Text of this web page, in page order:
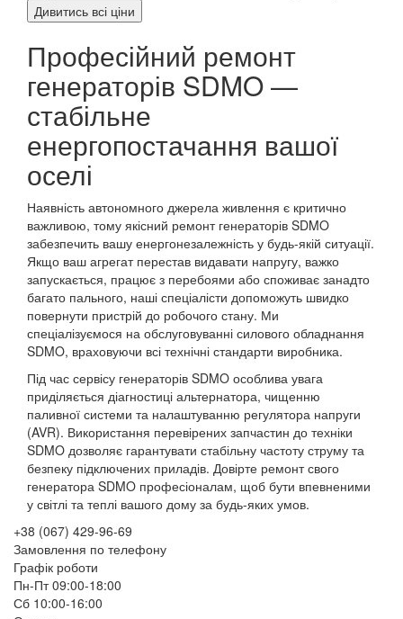
Дивитись всі ціни
Професійний ремонт
генераторів SDMO —
стабільне
енергопостачання вашої
оселі
Наявність автономного джерела живлення є критично
важливою, тому якісний ремонт генераторів SDMO
забезпечить вашу енергонезалежність у будь-якій ситуації.
Якщо ваш агрегат перестав видавати напругу, важко
запускається, працює з перебоями або споживає занадто
багато пального, наші спеціалісти допоможуть швидко
повернути пристрій до робочого стану. Ми
спеціалізуємося на обслуговуванні силового обладнання
SDMO, враховуючи всі технічні стандарти виробника.
Під час сервісу генераторів SDMO особлива увага
приділяється діагностиці альтернатора, чищенню
паливної системи та налаштуванню регулятора напруги
(AVR). Використання перевірених запчастин до техніки
SDMO дозволяє гарантувати стабільну частоту струму та
безпеку підключених приладів. Довірте ремонт свого
генератора SDMO професіоналам, щоб бути впевненими
у світлі та теплі вашого дому за будь-яких умов.
+38 (067) 429-96-69
Замовлення по телефону
Графік роботи
Пн-Пт 09:00-18:00
Сб 10:00-16:00